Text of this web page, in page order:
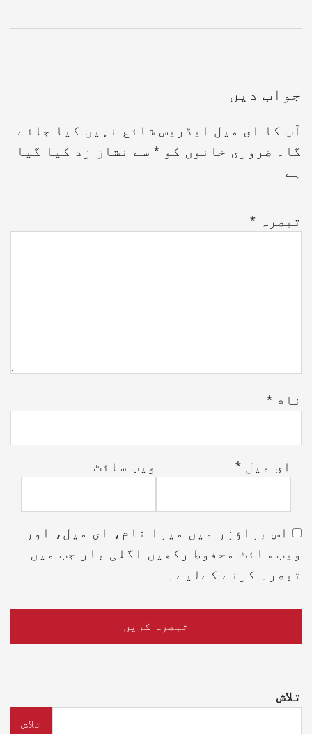
جواب دیں
آپ کا ای میل ایڈریس شائع نہیں کیا جائے
گا۔
ضروری خانوں کو * سے نشان زد کیا گیا
ہے
تبصرہ *
نام *
ای میل * ویب‌ سائٹ
اس براؤزر میں میرا نام، ای میل، اور
ویب سائٹ محفوظ رکھیں اگلی بار جب میں
تبصرہ کرنے کےلیے۔
تلاش
تلاش